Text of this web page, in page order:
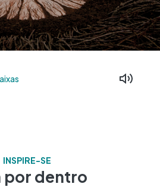
INSPIRE-SE
por dentro